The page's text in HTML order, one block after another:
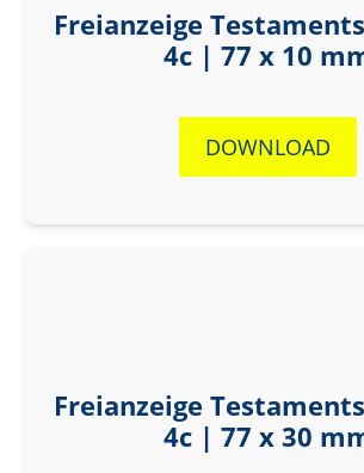
Freianzeige
4c | 77 x 10
DOWNLOAD
Freianzeige
4c | 77 x 30